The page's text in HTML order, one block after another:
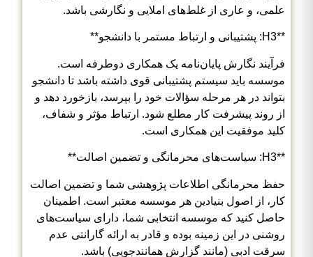
علمی، و عاری از غلط‌های املایی و نگارشی باشد.
**H3: پشتیبانی و ارتباط مستمر با دانشجو**
فرآیند نگارش پایان‌نامه یک همکاری دوطرفه است.
موسسه باید سیستم پشتیبانی قوی داشته باشد تا دانشجو
بتواند در هر مرحله سؤالات خود را بپرسد، بازخورد دهد و
از روند پیشرفت کار مطلع شود. ارتباط مؤثر و شفاف،
کلید موفقیت این همکاری است.
**H3: سیاست‌های محرمانگی و تضمین اصالت**
حفظ محرمانگی اطلاعات پژوهشی شما و تضمین اصالت
کار، از اصول بنیادین هر موسسه معتبر است. اطمینان
حاصل کنید که موسسه انتخابی شما، دارای سیاست‌های
روشنی در این زمینه بوده و قادر به ارائه گارانتی عدم
سرقت ادبی (مانند گزارش همانندجویی) باشد.